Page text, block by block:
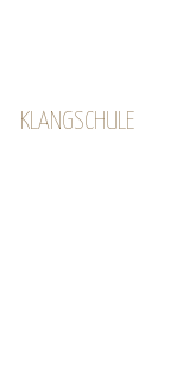
KLANGSCHULE